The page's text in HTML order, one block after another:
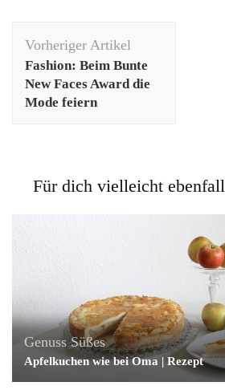
Vorheriger Artikel
Fashion: Beim Bunte
New Faces Award die
Mode feiern
Für dich vielleicht
Genuss Süßes
Apfelkuchen wie bei Oma | Rezept